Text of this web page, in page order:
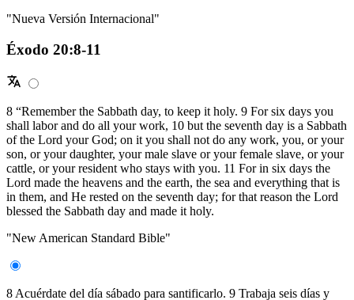
"Nueva Versión Internacional"
Éxodo 20:8-11
8 “Remember the Sabbath day, to keep it holy. 9 For six days you
shall labor and do all your work, 10 but the seventh day is a Sabbath
of the Lord your God; on it you shall not do any work, you, or your
son, or your daughter, your male slave or your female slave, or your
cattle, or your resident who stays with you. 11 For in six days the
Lord made the heavens and the earth, the sea and everything that is
in them, and He rested on the seventh day; for that reason the Lord
blessed the Sabbath day and made it holy.
"New American Standard Bible"
8 Acuérdate del día sábado para santificarlo. 9 Trabaja seis días y